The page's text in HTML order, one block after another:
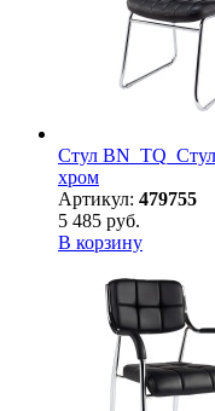
Стул
хром
Артикул: 479755
5 485 руб.
В корзину